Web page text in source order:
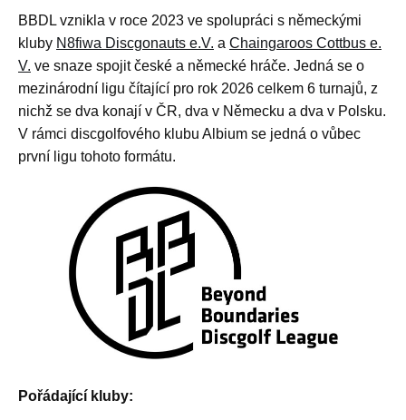
BBDL vznikla v roce 2023 ve spolupráci s německými
kluby N8fiwa Discgonauts e.V. a Chaingaroos Cottbus e.
V. ve snaze spojit české a německé hráče. Jedná se o
mezinárodní ligu čítající pro rok 2026 celkem 6 turnajů, z
nichž se dva konají v ČR, dva v Německu a dva v Polsku.
V rámci discgolfového klubu Albium se jedná o vůbec
první ligu tohoto formátu.
Pořádající kluby: